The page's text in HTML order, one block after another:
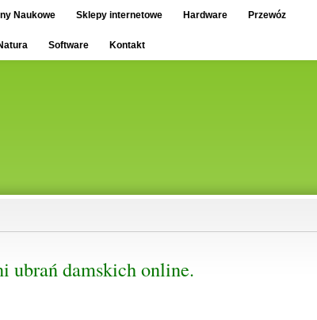
Naukowe Sklepy internetowe Hardware Przewóz
Software Kontakt
ubrań damskich online.